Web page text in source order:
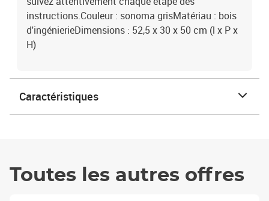
instructions.Couleur : sonoma grisMatériau : bois
d'ingénierieDimensions : 52,5 x 30 x 50 cm (l x P x
H)
Caractéristiques
Toutes les autres offres